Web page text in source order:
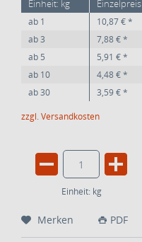
Einheit: kg Einzelpreis
ab 1 10,87 € *
ab3 7,88 € *
ab 5 5,91 € *
ab 10 4,48 € *
ab30 3,59 € *
zzgl. Versandkosten
Einheit: kg
Merken PDF